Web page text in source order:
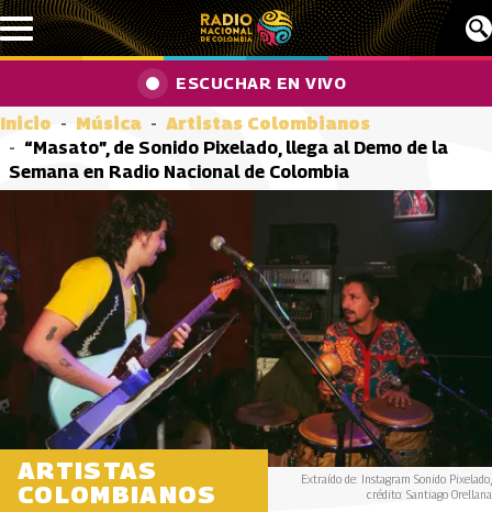
Pasar al contenido principal
ESCUCHAR EN VIVO
Inicio Música
Artistas Colombianos
“Masato”, de Sonido Pixelado, llega al Demo de la
Semana en Radio Nacional de Colombia
ARTISTAS
COLOMBIANOS
Extraído de: Instagram Sonido Pixelado,
crédito: Santiago Orellana